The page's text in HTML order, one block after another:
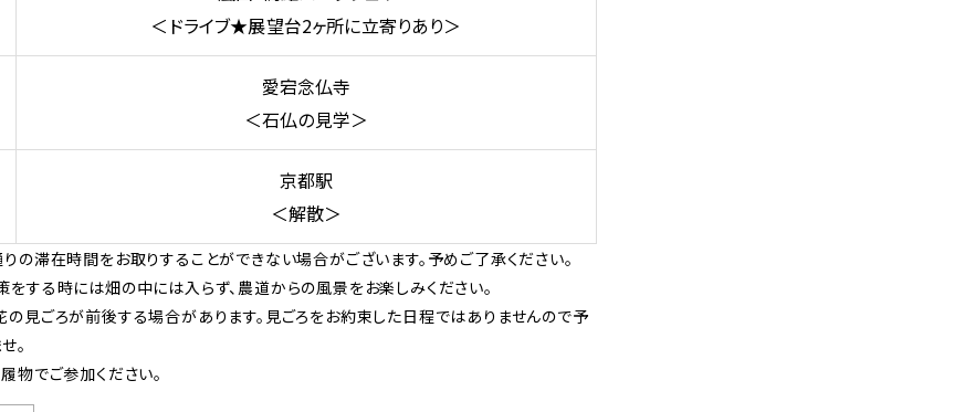
＜ドライブ★展望台2ヶ所に立寄りあり＞
愛宕念仏寺
＜石仏の見学＞
京都駅
＜解散＞
の滞在時間をお取りすることができない場合がございます。予めご了承ください。
する時には畑の中には入らず、農道からの風景をお楽しみください。
見ごろが前後する場合があります。見ごろをお約束した日程ではありませんので予
。
物でご参加ください。